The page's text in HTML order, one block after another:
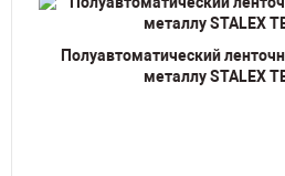
Полуавтоматический
металлу STALEX